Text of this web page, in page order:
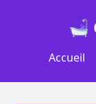
🛁
Accueil